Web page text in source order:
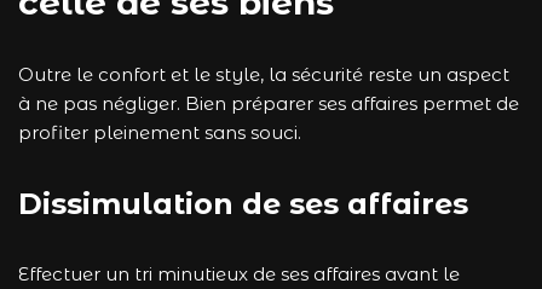
Outre le confort et le style, la sécurité reste un aspect
à ne pas négliger. Bien préparer ses affaires permet de
profiter pleinement sans souci.
Dissimulation de ses affaires
Effectuer un tri minutieux de ses affaires avant le